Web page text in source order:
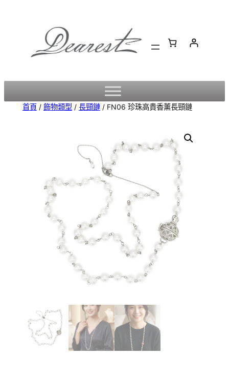
首頁/ 飾物類型 / 長頸鏈/ FN06 珍珠高貴香薰長頸鏈